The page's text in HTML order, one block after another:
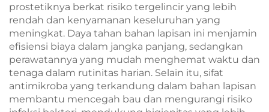
prostetiknya berkat risiko tergelincir yang lebih
rendah dan kenyamanan keseluruhan yang
meningkat. Daya tahan bahan lapisan ini menjamin
efisiensi biaya dalam jangka panjang, sedangkan
perawatannya yang mudah menghemat waktu dan
tenaga dalam rutinitas harian. Selain itu, sifat
antimikroba yang terkandung dalam bahan lapisan
membantu mencegah bau dan mengurangi risiko